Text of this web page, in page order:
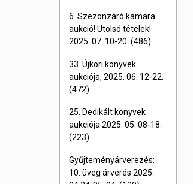
6. Szezonzáró kamara
aukció! Utolsó tételek!
2025. 07. 10-20. (486)
33. Újkori könyvek
aukciója, 2025. 06. 12-22.
(472)
25. Dedikált könyvek
aukciója 2025. 05. 08-18.
(223)
Gyűjteményárverezés:
10. üveg árverés 2025.